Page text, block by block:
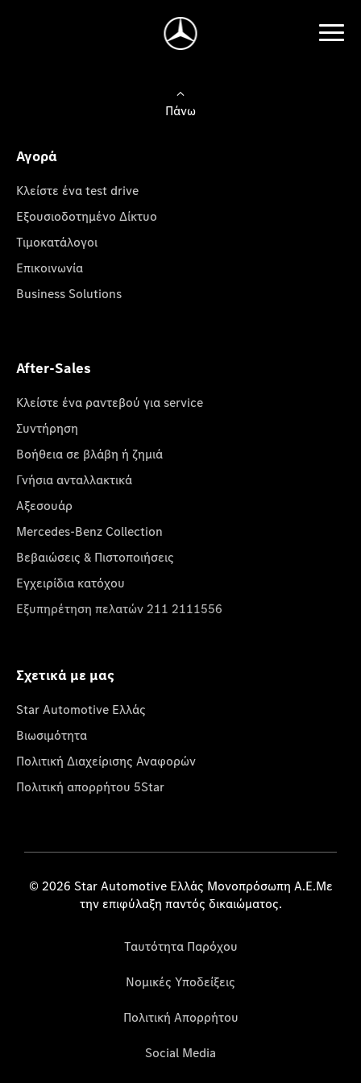
Πάνω
Αγορά
Κλείστε ένα test drive
Εξουσιοδοτημένο Δίκτυο
Τιμοκατάλογοι
Επικοινωνία
Business Solutions
After-Sales
Κλείστε ένα ραντεβού για service
Συντήρηση
Βοήθεια σε βλάβη ή ζημιά
Γνήσια ανταλλακτικά
Αξεσουάρ
Mercedes-Benz Collection
Βεβαιώσεις & Πιστοποιήσεις
Εγχειρίδια κατόχου
Εξυπηρέτηση πελατών 211 2111556
Σχετικά με μας
Star Automotive Ελλάς
Βιωσιμότητα
Πολιτική Διαχείρισης Αναφορών
Πολιτική απορρήτου 5Star
© 2026 Star Automotive Ελλάς Μονοπρόσωπη Α.Ε.Με
την επιφύλαξη παντός δικαιώματος.
Ταυτότητα Παρόχου
Νομικές Υποδείξεις
Πολιτική Απορρήτου
Social Media